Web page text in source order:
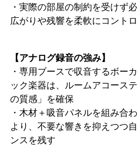
・実際の部屋の制約を受けず
広がりや残響を柔軟にコント
【アナログ録音の強み】
・専用ブースで収音するボー
ック楽器は、ルームアコース
の質感」を確保
・木材＋吸音パネルを組み合
より、不要な響きを抑えつつ
ンスを残す